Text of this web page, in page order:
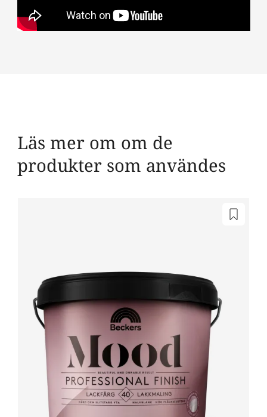
Läs mer om om de
produkter som användes